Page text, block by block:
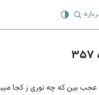
عجب بین که چه نوری ز کجا